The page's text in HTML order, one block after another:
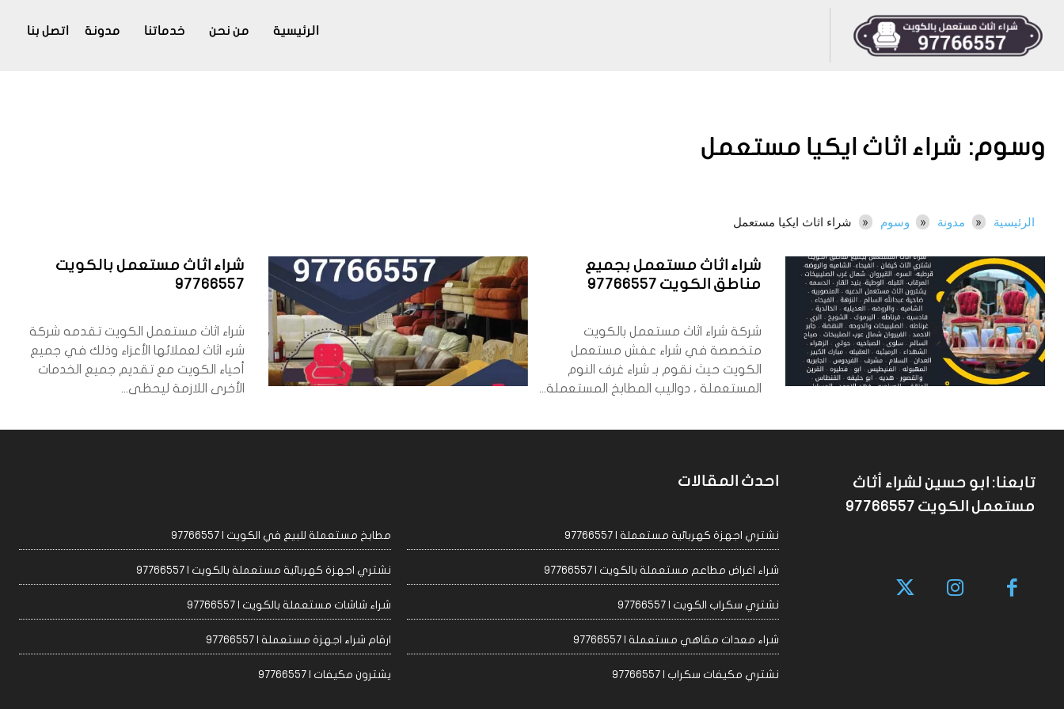
الرئيسية من نحن خدماتنا مدونة اتصل بنا
وسوم: شراء اثاث ايكيا مستعمل
الرئيسية مدونة وسوم شراء اثاث ايكيا مستعمل
شراء اثاث مستعمل بجميع
مناطق الكويت 97766557
شركة شراء اثاث مستعمل بالكويت
متخصصة في شراء عفش مستعمل
الكويت حيث نقوم بـ شراء غرف النوم
المستعملة ، دواليب المطابخ المستعملة...
شراء اثاث مستعمل بالكويت
97766557
شراء اثاث مستعمل الكويت تقدمه شركة
شرء اثاث لعملائها الأعزاء وذلك في جميع
أحياء الكويت مع تقديم جميع الخدمات
الأخرى اللازمة ليحظى...
احدث المقالات
نشتري اجهزة كهربائية مستعملة | 97766557 مطابخ مستعملة للبيع في الكويت | 97766557
شراء اغراض مطاعم مستعملة بالكويت | 97766557 نشتري اجهزة كهربائية مستعملة بالكويت | 97766557
نشتري سكراب الكويت | 97766557 شراء شاشات مستعملة بالكويت | 97766557
شراء معدات مقاهي مستعملة | 97766557 ارقام شراء اجهزة مستعملة | 97766557
نشتري مكيفات سكراب | 97766557 يشترون مكيفات | 97766557
تابعنا: ابو حسين لشراء أثاث
مستعمل الكويت 97766557